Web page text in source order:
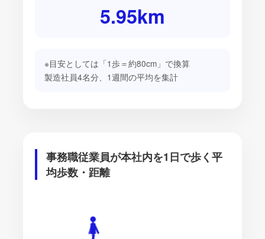
5.95km
※目安としては「1歩＝約80cm」で換算
製造社員4名分、1週間の平均を集計
事務職従業員が本社内を1日で歩く平
均歩数・距離